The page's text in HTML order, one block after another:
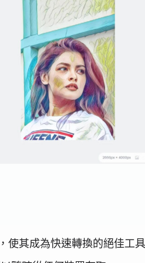
使其成為快速轉換的絕佳工